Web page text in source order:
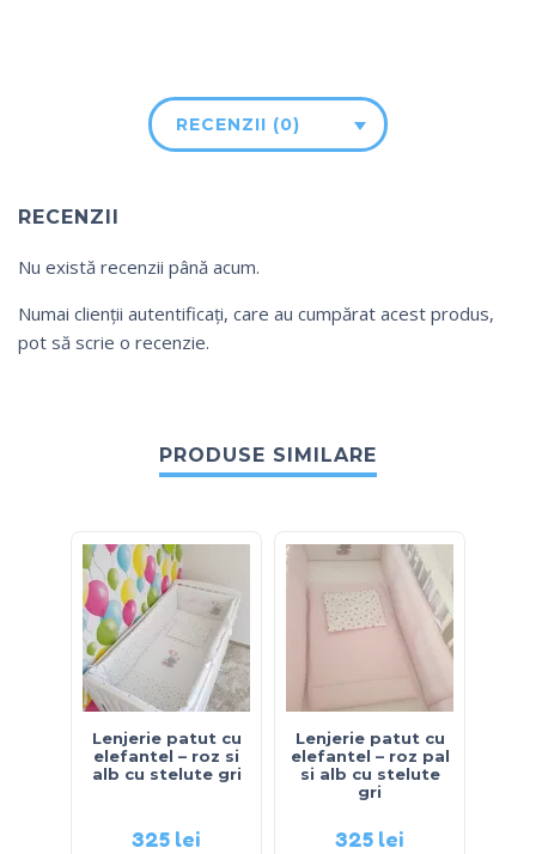
RECENZII (0)
RECENZII
Nu există recenzii până acum.
Numai clienții autentificați, care au cumpărat acest produs,
pot să scrie o recenzie.
PRODUSE SIMILARE
Lenjerie patut cu
elefantel – roz si
alb cu stelute gri
325 lei
Lenjerie patut cu
elefantel – roz pal
si alb cu stelute
gri
325 lei